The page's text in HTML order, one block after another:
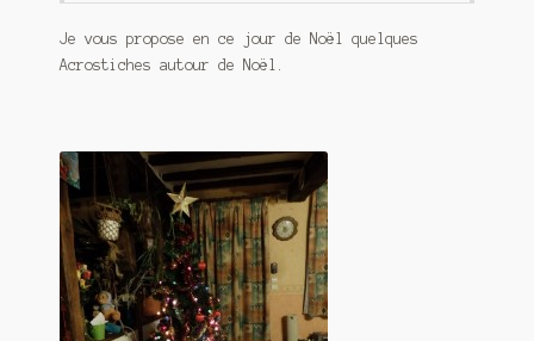
Enlèvement rêvé
Entre père et fils
Il fallait me laisser mourir
Je vous propose en ce jour de Noël quelques
Acrostiches autour de Noël.